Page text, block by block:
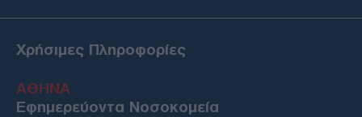
Χρήσιμες Πληροφορίες
ΑΘΗΝΑ
Εφημερεύοντα Νοσοκομεία